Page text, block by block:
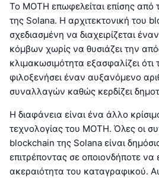
Το MOTH επωφελείται επίσης από
της Solana. Η αρχιτεκτονική του
σχεδιασμένη να διαχειρίζεται
κόμβων χωρίς να θυσιάζει την
κλιμακωσιμότητα εξασφαλίζει ότι
φιλοξενήσει έναν αυξανόμενο
συναλλαγών καθώς κερδίζει
Η διαφάνεια είναι ένα άλλο
τεχνολογίας του MOTH. Όλες οι
blockchain της Solana είναι
επιτρέποντας σε οποιονδήποτε να
ακεραιότητα του καταγραφικού.